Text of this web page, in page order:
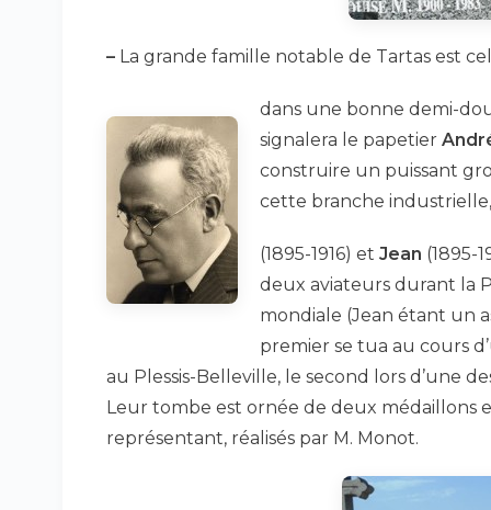
– La grande famille notable de Tartas est
dans une bonne demi-
signalera le papetier
construire un puissant
cette branche
(1895-1916) et Jean (1895-
deux aviateurs durant la
mondiale (Jean étant un
premier se tua au cours
au Plessis-Belleville, le second lors d’une
Leur tombe est ornée de deux médaillons
représentant, réalisés par M. Monot.